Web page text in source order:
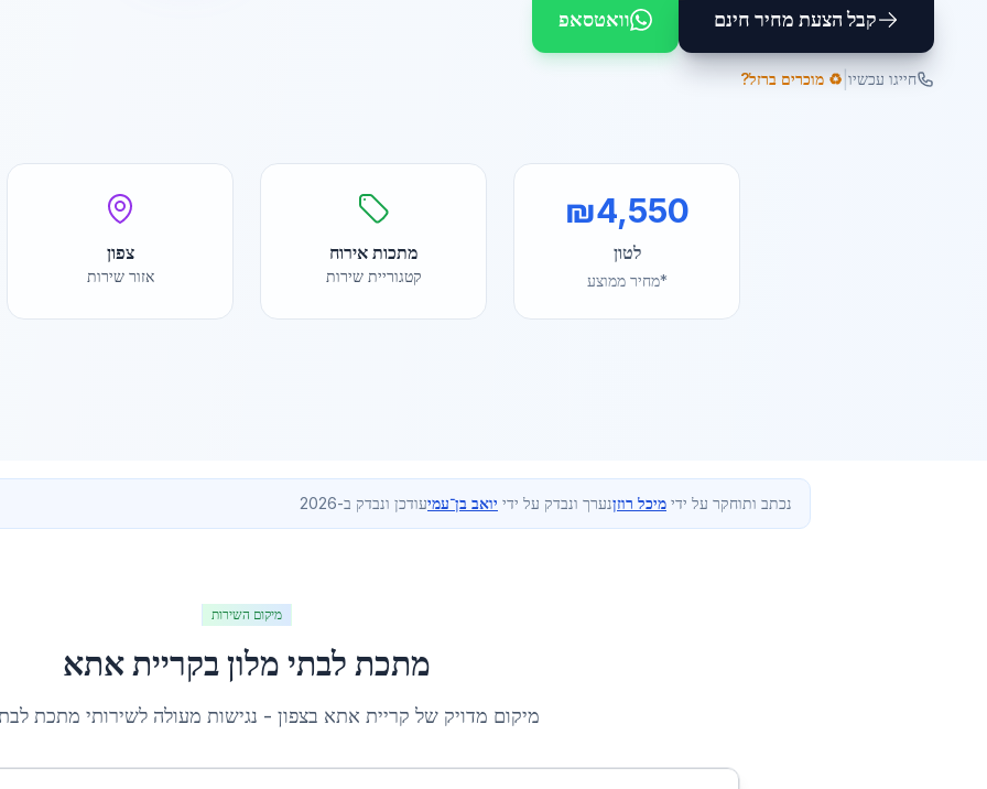
קבל הצעת מחיר חינם וואטסאפ
חייגו עכשיו ♻️ מוכרים ברזל?
₪4,550
לטון
*מחיר ממוצע
מתכות אירוח
קטגוריית שירות
צפון
אזור שירות
נכתב ותוחקר על ידי מיכל רוזןנערך ונבדק על ידי יואב בן־עמיעודכן ונבדק ב-2026
מיקום השירות
מתכת לבתי מלוןבקריית אתא
מיקום מדויק של קריית אתא בצפון - נגישות מעולה לשירותי מתכת